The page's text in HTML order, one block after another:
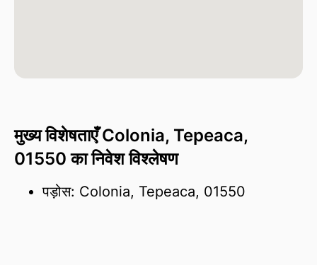
मुख्य विशेषताएँ Colonia, Tepeaca,
01550 का निवेश विश्लेषण
पड़ोस: Colonia, Tepeaca, 01550